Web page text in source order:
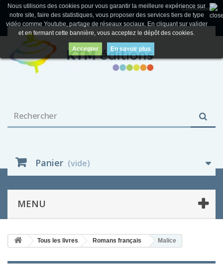
Connexion
Panier (vide)
MENU
Nous utilisons des cookies pour vous garantir la meilleure expérience sur
notre site, faire des statistiques, vous proposer des services tiers de type
vidéo comme Youtube, partage de réseaux sociaux. En cliquant sur valider
et en fermant cette bannière, vous acceptez le dépôt des cookies.
Accepter En savoir plus
Tous les livres Romans français Malice